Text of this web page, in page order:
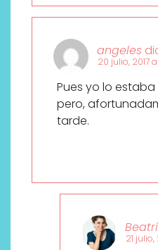
angeles
20 julio, 2017
Pues yo lo
pero,
tarde.
21